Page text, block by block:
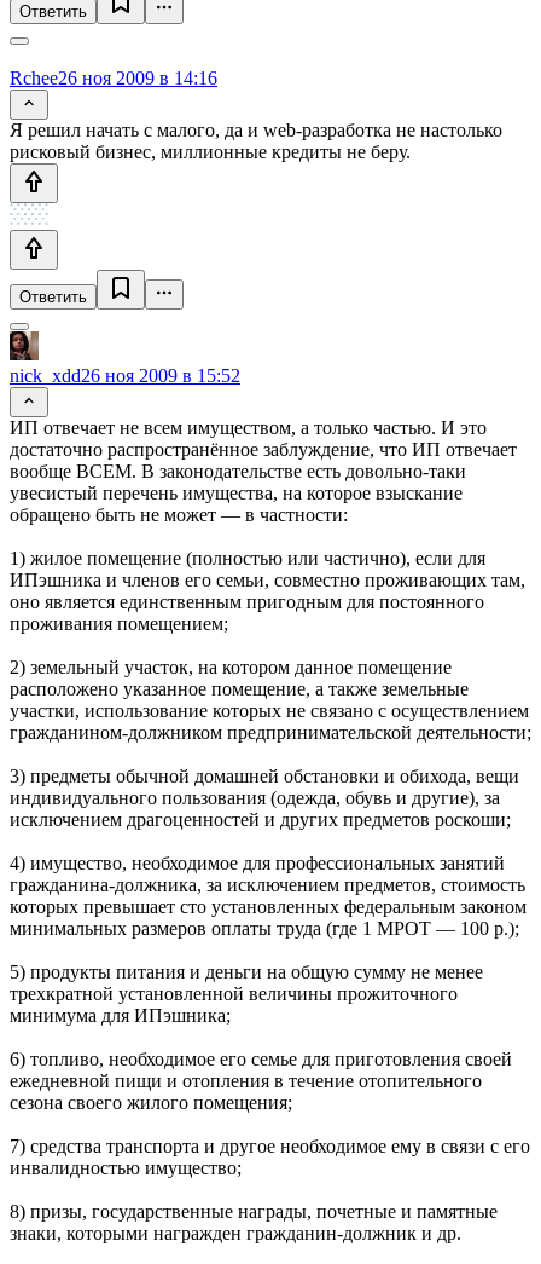
Ответить
Rchee26 ноя 2009 в 14:16
Я решил начать с малого, да и web-разработка не настолько
рисковый бизнес, миллионные кредиты не беру.
Ответить
nick_xdd26 ноя 2009 в 15:52
ИП отвечает не всем имуществом, а только частью. И это
достаточно распространённое заблуждение, что ИП отвечает
вообще ВСЕМ. В законодательстве есть довольно-таки
увесистый перечень имущества, на которое взыскание
обращено быть не может — в частности:
1) жилое помещение (полностью или частично), если для
ИПэшника и членов его семьи, совместно проживающих там,
оно является единственным пригодным для постоянного
проживания помещением;
2) земельный участок, на котором данное помещение
расположено указанное помещение, а также земельные
участки, использование которых не связано с осуществлением
гражданином-должником предпринимательской деятельности;
3) предметы обычной домашней обстановки и обихода, вещи
индивидуального пользования (одежда, обувь и другие), за
исключением драгоценностей и других предметов роскоши;
4) имущество, необходимое для профессиональных занятий
гражданина-должника, за исключением предметов, стоимость
которых превышает сто установленных федеральным законом
минимальных размеров оплаты труда (где 1 МРОТ — 100 р.);
5) продукты питания и деньги на общую сумму не менее
трехкратной установленной величины прожиточного
минимума для ИПэшника;
6) топливо, необходимое его семье для приготовления своей
ежедневной пищи и отопления в течение отопительного
сезона своего жилого помещения;
7) средства транспорта и другое необходимое ему в связи с его
инвалидностью имущество;
8) призы, государственные награды, почетные и памятные
знаки, которыми награжден гражданин-должник и др.